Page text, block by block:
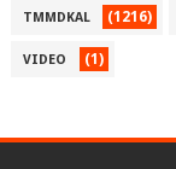
TMMDKAL (1216)
VIDEO (1)